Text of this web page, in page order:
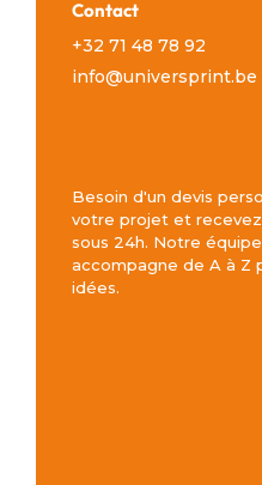
Contact
+32 71 48 78 92
info@universprint.be
Besoin d'un devis
votre projet et
sous 24h. Notre
accompagne de A à Z
idées.